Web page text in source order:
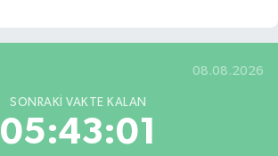
08.08.2026
SONRAKI VAKTE KALAN
05:43:00